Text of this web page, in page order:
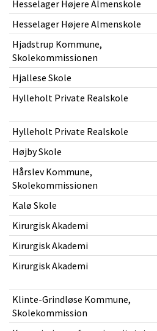
Hesselager Højere Almenskole
Hesselager Højere Almenskole
Hjadstrup Kommune,
Skolekommissionen
Hjallese Skole
Hylleholt Private Realskole
Hylleholt Private Realskole
Højby Skole
Hårslev Kommune,
Skolekommissionen
Kalø Skole
Kirurgisk Akademi
Kirurgisk Akademi
Kirurgisk Akademi
Klinte-Grindløse Kommune,
Skolekommission